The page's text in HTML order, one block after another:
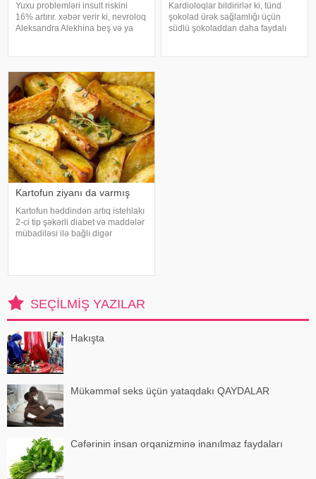
Yuxu problemləri insult riskini
16% artırır. xəbər verir ki, nevroloq
Aleksandra Alekhina beş və ya
artdığını deyib. İnsult ciddi və
həyat
Kardioloqlar bildirirlər ki, tünd
şokolad ürək sağlamlığı üçün
südlü şokoladdan daha faydalı
Kartofun ziyanı da varmış
Kartofun həddindən artıq istehlakı
2-ci tip şəkərli diabet və maddələr
mübadiləsi ilə bağlı digər
SEÇILMIŞ YAZILAR
Hakışta
Mükəmməl seks üçün yataqdakı QAYDALAR
Cəfərinin insan orqanizminə inanılmaz faydaları